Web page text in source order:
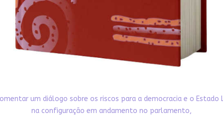
um diálogo sobre os riscos para a democracia e o Estado
na configuração em andamento no parlamento,